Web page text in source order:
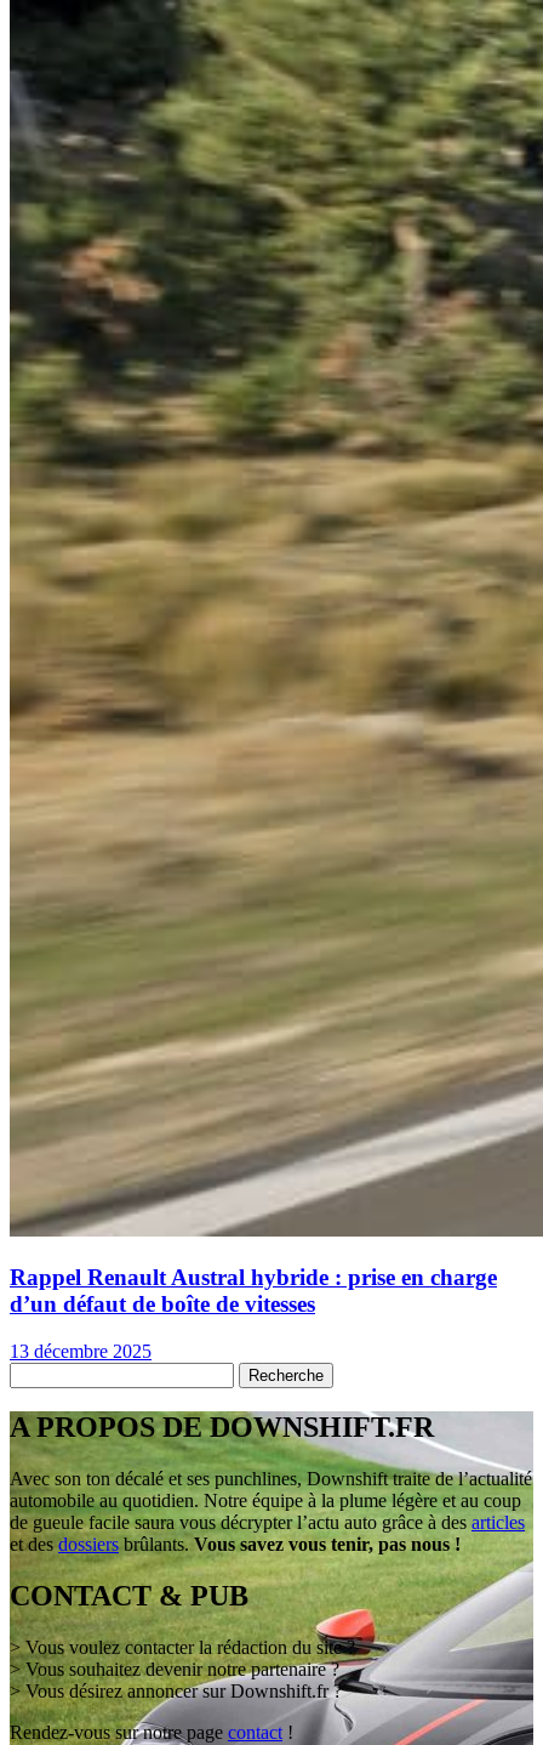
Rappel Renault Austral hybride : prise en charge
d’un défaut de boîte de vitesses
13 décembre 2025
A PROPOS DE DOWNSHIFT.FR
Avec son ton décalé et ses punchlines, Downshift traite de l’actualité
automobile au quotidien. Notre équipe à la plume légère et au coup
de gueule facile saura vous décrypter l’actu auto grâce à des articles
et des dossiers brûlants. Vous savez vous tenir, pas nous !
CONTACT & PUB
> Vous voulez contacter la rédaction du site ?
> Vous souhaitez devenir notre partenaire ?
> Vous désirez annoncer sur Downshift.fr ?
Rendez-vous sur notre page contact !